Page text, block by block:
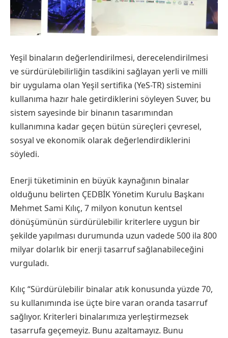
Yeşil binaların değerlendirilmesi, derecelendirilmesi
ve sürdürülebilirliğin tasdikini sağlayan yerli ve milli
bir uygulama olan Yeşil sertifika (YeS-TR) sistemini
kullanıma hazır hale getirdiklerini söyleyen Suver, bu
sistem sayesinde bir binanın tasarımından
kullanımına kadar geçen bütün süreçleri çevresel,
sosyal ve ekonomik olarak değerlendirdiklerini
söyledi.
Enerji tüketiminin en büyük kaynağının binalar
olduğunu belirten ÇEDBİK Yönetim Kurulu Başkanı
Mehmet Sami Kılıç, 7 milyon konutun kentsel
dönüşümünün sürdürülebilir kriterlere uygun bir
şekilde yapılması durumunda uzun vadede 500 ila 800
milyar dolarlık bir enerji tasarruf sağlanabileceğini
vurguladı.
Kılıç “Sürdürülebilir binalar atık konusunda yüzde 70,
su kullanımında ise üçte bire varan oranda tasarruf
sağlıyor. Kriterleri binalarımıza yerleştirmezsek
tasarrufa geçemeyiz. Bunu azaltamayız. Bunu